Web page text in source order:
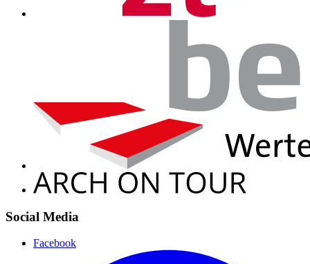
Social Media
Facebook